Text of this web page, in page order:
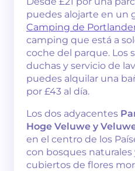
puedes alojarte en un
Camping de
camping que está a
coche del parque. Los
duchas y servicio de
puedes alquilar una
por £43 al día.
Los dos adyacentes
Hoge Veluwe y
en el centro de los
con bosques
cubiertos de flores